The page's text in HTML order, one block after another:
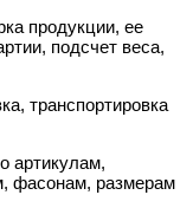
продукции, ее
подсчет веса,
транспортировка
артикулам,
фасонам, размерам